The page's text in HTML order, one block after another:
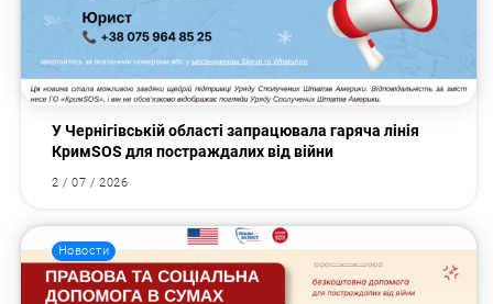
У Чернігівській області запрацювала гаряча лінія
КримSOS для постраждалих від війни
2 / 07 / 2026
Новости